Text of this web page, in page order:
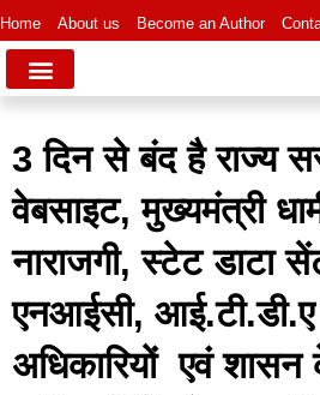
Home About us Become an Author
3 दिन से बंद है राज्य
वेबसाइट, मुख्यमंत्री
नाराजगी, स्टेट डाटा
एनआईसी,
अधिकारियों एवं